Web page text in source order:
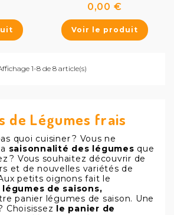
0,00 €Prix
Voir le produit
1-8 de 8 article(s)
de Légumes frais
quoi cuisiner ? Vous ne
saisonnalité des légumes que
? Vous souhaitez découvrir de
et de nouvelles variétés de
petits oignons fait le
légumes de saisons,
panier légumes de saison. Une
Choisissez le panier de